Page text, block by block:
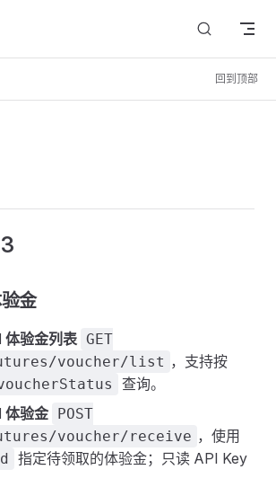
回到顶部
金
体验金列表 GET
voucher/list ，支持按
查询。
体验金 POST
voucher/receive ，使用
指定待领取的体验金；只读 API Key